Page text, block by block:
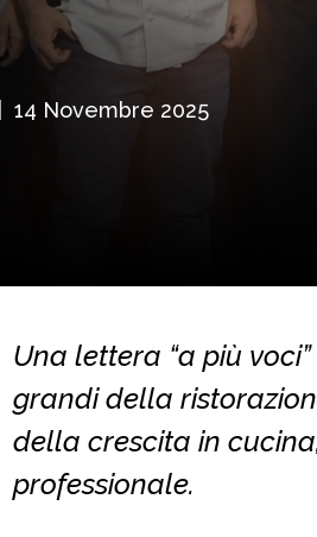
14 Novembre 2025
Una lettera “a più
grandi della
della crescita in
professionale.